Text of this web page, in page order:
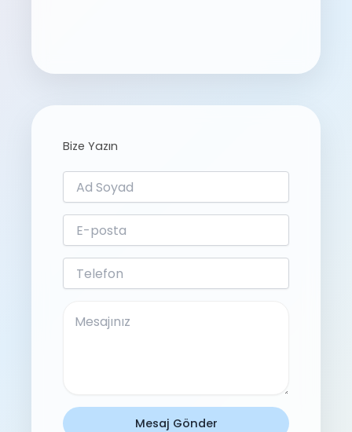
Bize Yazın
Mesaj Gönder